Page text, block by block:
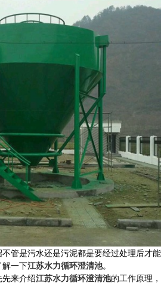
不管是污水还是污泥都是要经过处理后才能
一下江苏水力循环澄清池。
来介绍江苏水力循环澄清池的工作原理，